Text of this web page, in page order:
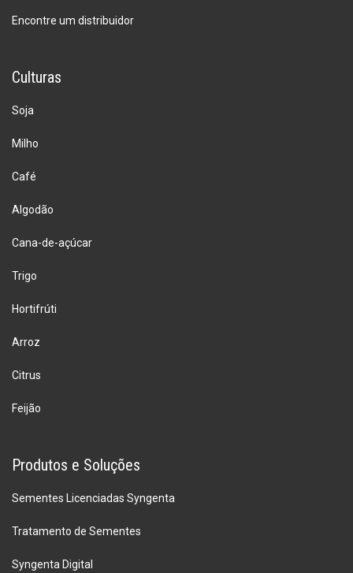
Encontre um distribuidor
Culturas
Soja
Milho
Café
Algodão
Cana-de-açúcar
Trigo
Hortifrúti
Arroz
Citrus
Feijão
Produtos e Soluções
Sementes Licenciadas Syngenta
Tratamento de Sementes
Syngenta Digital